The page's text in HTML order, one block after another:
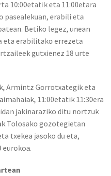
10:00etatik eta 11:00etara
pasealekuan, erabili eta
Betiko legez, unean
eta erabilitako errezeta
gutxienez 18 urte
Armintz Gorrotxategik eta
11:00etatik 11:30era
jakinaraziko ditu nortzuk
Tolosako gozotegietan
txekea jasoko du eta,
eurokoa.